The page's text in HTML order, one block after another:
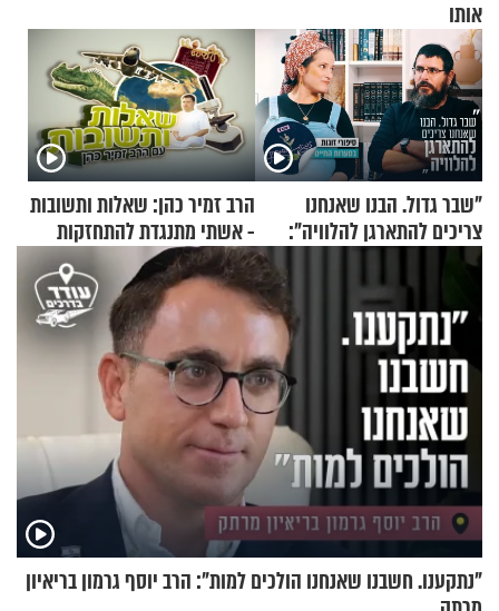
אותו
"שבר גדול. הבנו שאנחנו
צריכים להתארגן להלוויה":
זוגיות במבחן, הפעם עם מרים
הרב זמיר כהן: שאלות ותשובות
- אשתי מתנגדת להתחזקות
שלי
"נתקענו. חשבנו שאנחנו הולכים למות": הרב יוסף גרמון בריאיון